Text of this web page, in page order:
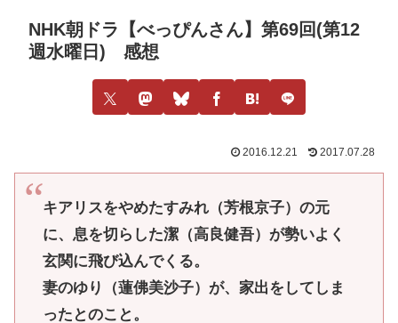
NHK朝ドラ【べっぴんさん】第69回(第12
週水曜日) 感想
2016.12.21 2017.07.28
キアリスをやめたすみれ（芳根京子）の元
に、息を切らした潔（高良健吾）が勢いよく
玄関に飛び込んでくる。
妻のゆり（蓮佛美沙子）が、家出をしてしま
ったとのこと。